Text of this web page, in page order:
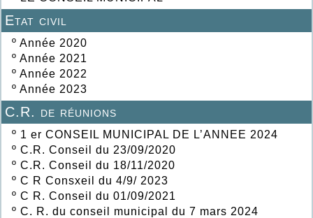
Etat civil
º Année 2020
º Année 2021
º Année 2022
º Année 2023
C.R. de réunions
º 1 er CONSEIL MUNICIPAL DE L’ANNEE 2024
º C.R. Conseil du 23/09/2020
º C.R. Conseil du 18/11/2020
º C R Consxeil du 4/9/ 2023
º C R. Conseil du 01/09/2021
º C. R. du conseil municipal du 7 mars 2024